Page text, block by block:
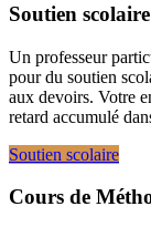
Soutien
Un professeur
pour du soutien
aux devoirs. Votre
retard accumulé
Soutien scolaire
Cours de